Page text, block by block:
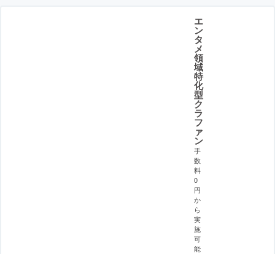
エ
ン
タ
メ
領
域
特
化
型
ク
ラ
フ
ァ
ン
手
数
料
0
円
か
ら
実
施
可
能